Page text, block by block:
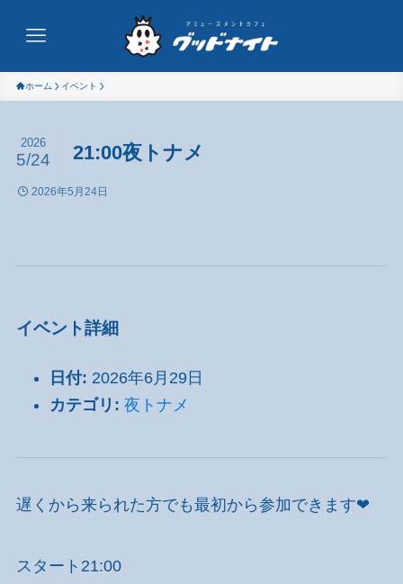
ホーム イベント
21:00夜トナメ
2026
5/24
2026年5月24日
イベント詳細
日付: 2026年6月29日
カテゴリ: 夜トナメ
遅くから来られた方でも最初から参加できます❤
スタート21:00